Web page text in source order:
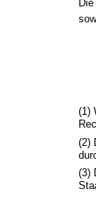
(1)
(2)
(3)